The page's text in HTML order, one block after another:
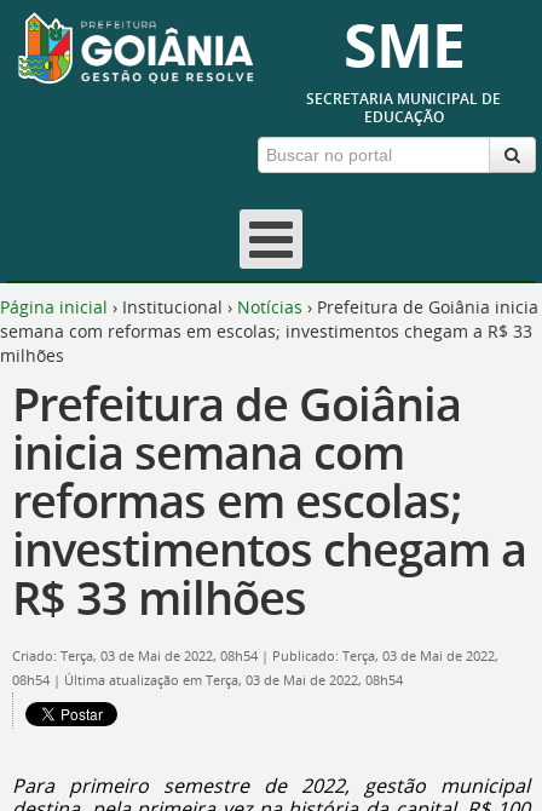
SME
SECRETARIA MUNICIPAL DE
EDUCAÇÃO
Página inicial › Institucional › Notícias › Prefeitura de Goiânia inicia
semana com reformas em escolas; investimentos chegam a R$ 33
milhões
Prefeitura de Goiânia
inicia semana com
reformas em escolas;
investimentos chegam a
R$ 33 milhões
Criado: Terça, 03 de Mai de 2022, 08h54 | Publicado: Terça, 03 de Mai de 2022,
08h54 | Última atualização em Terça, 03 de Mai de 2022, 08h54
Para primeiro semestre de 2022, gestão municipal